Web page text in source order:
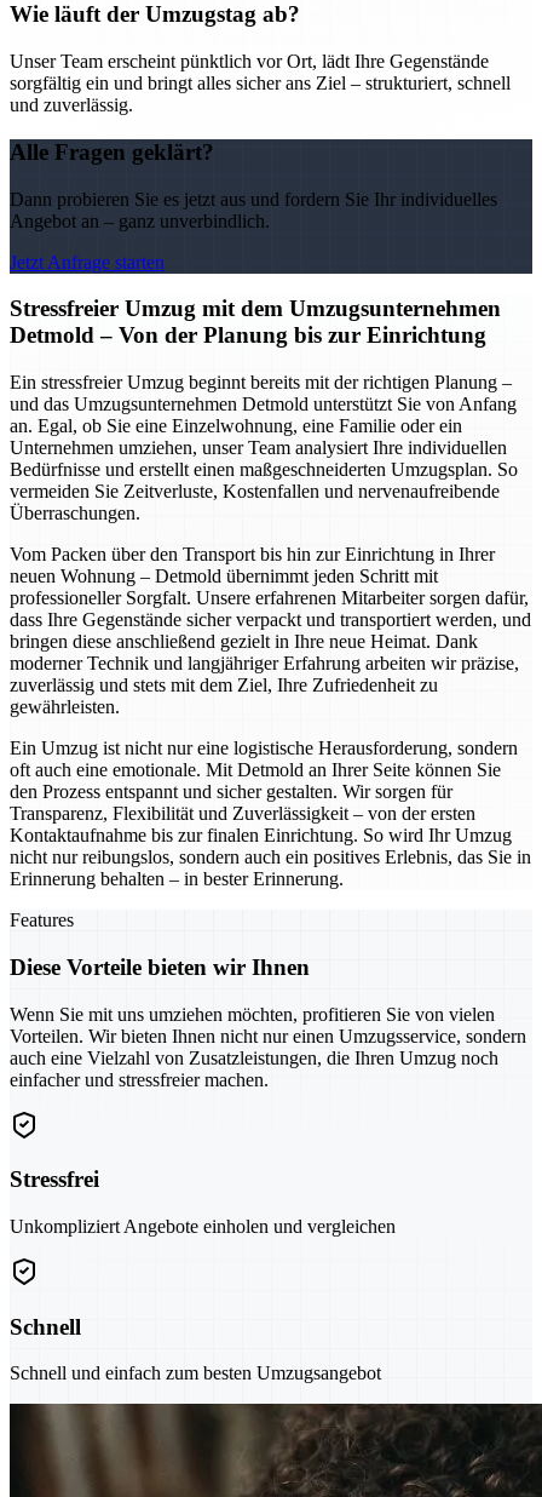
Wie läuft der Umzugstag ab?
Unser Team erscheint pünktlich vor Ort, lädt Ihre Gegenstände
sorgfältig ein und bringt alles sicher ans Ziel – strukturiert, schnell
und zuverlässig.
Alle Fragen geklärt?
Dann probieren Sie es jetzt aus und fordern Sie Ihr individuelles
Angebot an – ganz unverbindlich.
Jetzt Anfrage starten
Stressfreier Umzug mit dem Umzugsunternehmen
Detmold – Von der Planung bis zur Einrichtung
Ein stressfreier Umzug beginnt bereits mit der richtigen Planung –
und das Umzugsunternehmen Detmold unterstützt Sie von Anfang
an. Egal, ob Sie eine Einzelwohnung, eine Familie oder ein
Unternehmen umziehen, unser Team analysiert Ihre individuellen
Bedürfnisse und erstellt einen maßgeschneiderten Umzugsplan. So
vermeiden Sie Zeitverluste, Kostenfallen und nervenaufreibende
Überraschungen.
Vom Packen über den Transport bis hin zur Einrichtung in Ihrer
neuen Wohnung – Detmold übernimmt jeden Schritt mit
professioneller Sorgfalt. Unsere erfahrenen Mitarbeiter sorgen dafür,
dass Ihre Gegenstände sicher verpackt und transportiert werden, und
bringen diese anschließend gezielt in Ihre neue Heimat. Dank
moderner Technik und langjähriger Erfahrung arbeiten wir präzise,
zuverlässig und stets mit dem Ziel, Ihre Zufriedenheit zu
gewährleisten.
Ein Umzug ist nicht nur eine logistische Herausforderung, sondern
oft auch eine emotionale. Mit Detmold an Ihrer Seite können Sie
den Prozess entspannt und sicher gestalten. Wir sorgen für
Transparenz, Flexibilität und Zuverlässigkeit – von der ersten
Kontaktaufnahme bis zur finalen Einrichtung. So wird Ihr Umzug
nicht nur reibungslos, sondern auch ein positives Erlebnis, das Sie in
Erinnerung behalten – in bester Erinnerung.
Features
Diese Vorteile bieten wir Ihnen
Wenn Sie mit uns umziehen möchten, profitieren Sie von vielen
Vorteilen. Wir bieten Ihnen nicht nur einen Umzugsservice, sondern
auch eine Vielzahl von Zusatzleistungen, die Ihren Umzug noch
einfacher und stressfreier machen.
Stressfrei
Unkompliziert Angebote einholen und vergleichen
Schnell
Schnell und einfach zum besten Umzugsangebot